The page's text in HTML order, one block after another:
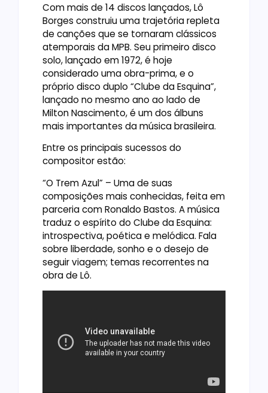
Com mais de 14 discos lançados, Lô
Borges construiu uma trajetória repleta
de canções que se tornaram clássicos
atemporais da MPB. Seu primeiro disco
solo, lançado em 1972, é hoje
considerado uma obra-prima, e o
próprio disco duplo “Clube da Esquina”,
lançado no mesmo ano ao lado de
Milton Nascimento, é um dos álbuns
mais importantes da música brasileira.
Entre os principais sucessos do
compositor estão:
“O Trem Azul” – Uma de suas
composições mais conhecidas, feita em
parceria com Ronaldo Bastos. A música
traduz o espírito do Clube da Esquina:
introspectiva, poética e melódica. Fala
sobre liberdade, sonho e o desejo de
seguir viagem; temas recorrentes na
obra de Lô.